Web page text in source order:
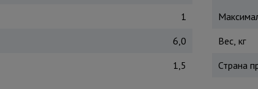
1
6,0
1,5
Вес, кг
Страна